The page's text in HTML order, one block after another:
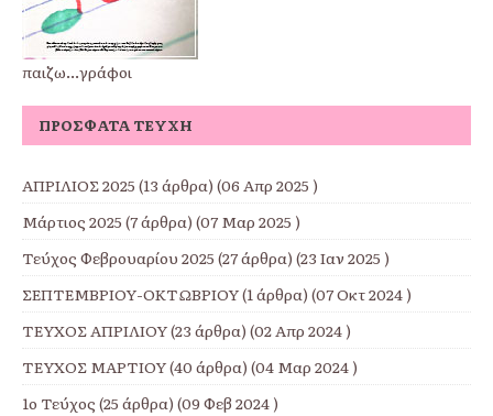
παιζω...γράφοι
ΠΡΌΣΦΑΤΑ ΤΕΎΧΗ
ΑΠΡΙΛΙΟΣ 2025 (13 άρθρα) (06 Απρ 2025 )
Μάρτιος 2025 (7 άρθρα) (07 Μαρ 2025 )
Τεύχος Φεβρουαρίου 2025 (27 άρθρα) (23 Ιαν 2025 )
ΣΕΠΤΕΜΒΡΙΟΥ-ΟΚΤΩΒΡΙΟΥ(1 άρθρα) (07 Οκτ 2024 )
ΤΕΥΧΟΣ ΑΠΡΙΛΙΟΥ(23 άρθρα) (02 Απρ 2024 )
ΤΕΥΧΟΣ ΜΑΡΤΙΟΥ(40 άρθρα) (04 Μαρ 2024 )
1ο Τεύχος (25 άρθρα) (09 Φεβ 2024 )